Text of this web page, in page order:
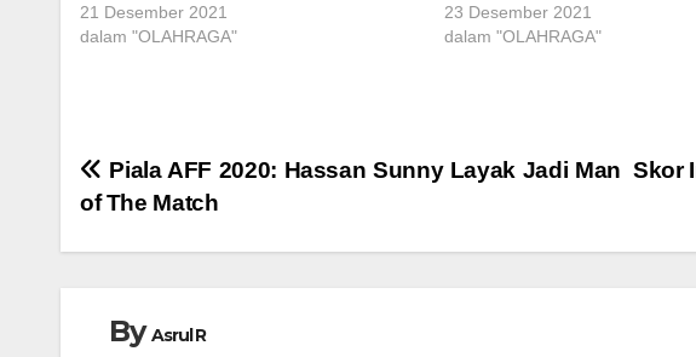
21 Desember 2021
dalam "OLAHRAGA"
23 Desember 2021
dalam "OLAHRAGA"
Navigasi
Skor
Piala AFF 2020: Hassan Sunny Layak Jadi Man
of The Match
ByAsrul R